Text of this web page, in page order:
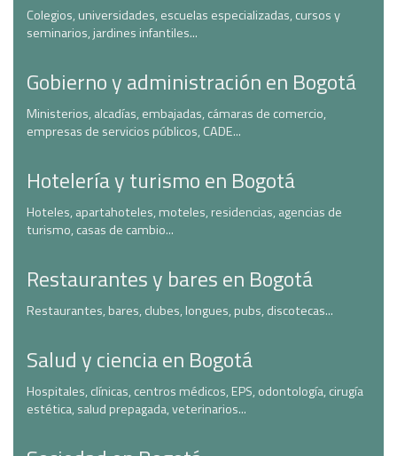
Colegios, universidades, escuelas especializadas, cursos y
seminarios, jardines infantiles...
Gobierno y administración en Bogotá
Ministerios, alcadías, embajadas, cámaras de comercio,
empresas de servicios públicos, CADE...
Hotelería y turismo en Bogotá
Hoteles, apartahoteles, moteles, residencias, agencias de
turismo, casas de cambio...
Restaurantes y bares en Bogotá
Restaurantes, bares, clubes, longues, pubs, discotecas...
Salud y ciencia en Bogotá
Hospitales, clínicas, centros médicos, EPS, odontología, cirugía
estética, salud prepagada, veterinarios...